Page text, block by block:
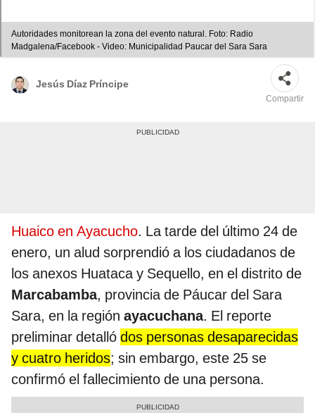
Autoridades monitorean la zona del evento natural. Foto: Radio
Madgalena/Facebook - Video: Municipalidad Paucar del Sara Sara
Jesús Díaz Príncipe
Compartir
Huaico en Ayacucho. La tarde del último 24 de
enero, un alud sorprendió a los ciudadanos de
los anexos Huataca y Sequello, en el distrito de
Marcabamba, provincia de Páucar del Sara
Sara, en la región ayacuchana. El reporte
preliminar detalló dos personas desaparecidas
y cuatro heridos; sin embargo, este 25 se
confirmó el fallecimiento de una persona.